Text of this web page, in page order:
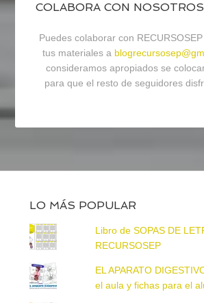
COLABORA CON NOSOTROS
Puedes colaborar con
tus materiales a
consideramos apropiados se
para que el resto de seguidores
LO MÁS POPULAR
Libro de SOPAS DE
RECURSOSEP
EL APARATO
el aula y fichas para el